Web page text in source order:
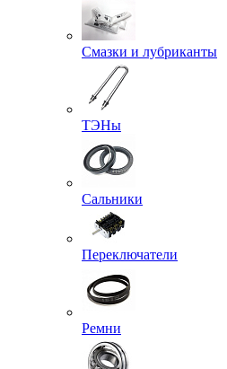
Смазки и лубриканты
ТЭНы
Сальники
Переключатели
Ремни